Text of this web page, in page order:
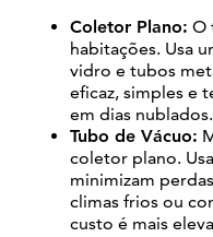
Coletor Plano: O
habitações. Usa
vidro e tubos
eficaz, simples e
em dias nublados.
Tubo de Vácuo:
coletor plano.
minimizam
climas frios ou
custo é mais